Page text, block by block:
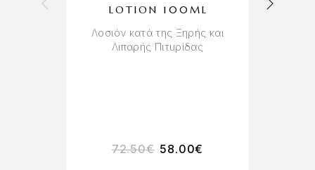
LOTION 100ML
Λοσιόν κατά της Ξηρής και
Λιπαρής Πιτυρίδας
72.50€ 58.00€